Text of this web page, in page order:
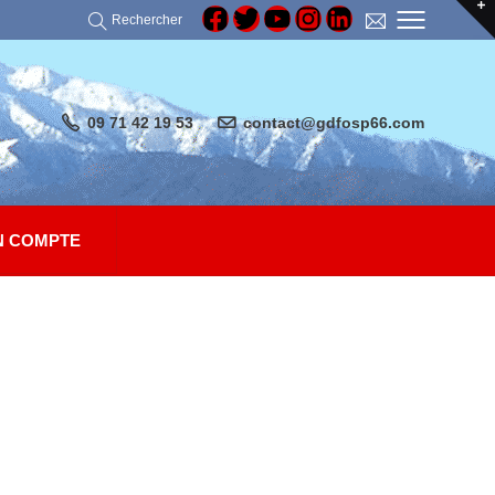
Rechercher
09 71 42 19 53 contact@gdfosp66.com
COMPTE